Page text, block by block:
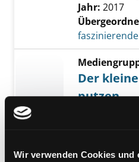
Wir verwenden Cookies und
Jahr: 2017
Der
putzen
und der
Verfasser: